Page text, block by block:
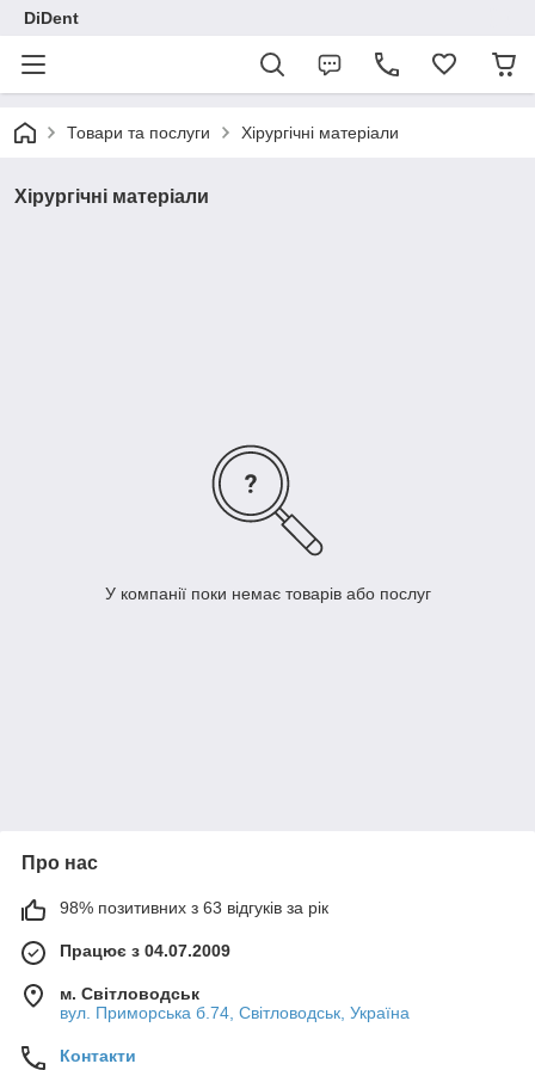
DiDent
Товари та послуги Хірургічні матеріали
Хірургічні матеріали
У компанії поки немає товарів або послуг
Про нас
98% позитивних з 63 відгуків за рік
Працює з 04.07.2009
м. Світловодськ
вул. Приморська б.74, Світловодськ, Україна
Контакти